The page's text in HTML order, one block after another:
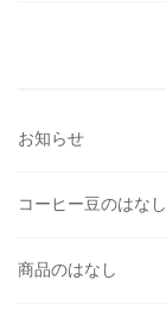
お知らせ
コーヒー豆のはなし
商品のはなし